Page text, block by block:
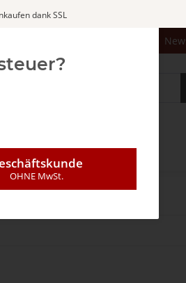
dank SSL
KAFFEE OPINUM
OHNE MwSt.